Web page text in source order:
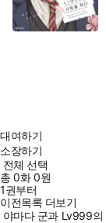
대여하기
소장하기
전체 선택
총0화0원
1권부터
이전목록 더보기
야마다 군과 Lv999